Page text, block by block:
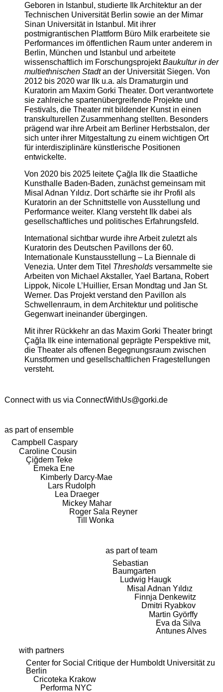
Geboren in Istanbul, studierte Ilk Architektur an der
Technischen Universität Berlin sowie an der Mimar
Sinan Universität in Istanbul. Mit ihrer
postmigrantischen Plattform Büro Milk erarbeitete sie
Performances im öffentlichen Raum unter anderem in
Berlin, München und Istanbul und arbeitete
wissenschaftlich im ForschungsprojektBaukultur in der
multiethnischen Stadtan der Universität Siegen. Von
2012 bis 2020 war Ilk u.a. als Dramaturgin und
Kuratorin am Maxim Gorki Theater. Dort verantwortete
sie zahlreiche spartenübergreifende Projekte und
Festivals, die Theater mit bildender Kunst in einen
transkulturellen Zusammenhang stellten. Besonders
prägend war ihre Arbeit am Berliner Herbstsalon, der
sich unter ihrer Mitgestaltung zu einem wichtigen Ort
für interdisziplinäre künstlerische Positionen
entwickelte.
Von 2020 bis 2025 leitete Çağla Ilk die Staatliche
Kunsthalle Baden-Baden, zunächst gemeinsam mit
Misal Adnan Yıldız. Dort schärfte sie ihr Profil als
Kuratorin an der Schnittstelle von Ausstellung und
Performance weiter. Klang versteht Ilk dabei als
gesellschaftliches und politisches Erfahrungsfeld.
International sichtbar wurde ihre Arbeit zuletzt als
Kuratorin des Deutschen Pavillons der 60.
Internationale Kunstausstellung – La Biennale di
Venezia. Unter dem Titel Thresholdsversammelte sie
Arbeiten von Michael Akstaller, Yael Bartana, Robert
Lippok, Nicole L’Huillier, Ersan Mondtag und Jan St.
Werner. Das Projekt verstand den Pavillon als
Schwellenraum, in dem Architektur und politische
Gegenwart ineinander übergingen.
Mit ihrer Rückkehr an das Maxim Gorki Theater bringt
Çağla Ilk eine international geprägte Perspektive mit,
die Theater als offenen Begegnungsraum zwischen
Kunstformen und gesellschaftlichen Fragestellungen
versteht.
Connect with us via ConnectWithUs@gorki.de
as part of ensemble
Campbell Caspary
Caroline Cousin
Çiğdem Teke
Emeka Ene
Kimberly Darcy-Mae
Lars Rudolph
Lea Draeger
Mickey Mahar
Roger Sala Reyner
Till Wonka
as part of team
Sebastian
Baumgarten
Ludwig Haugk
Misal Adnan Yıldız
Finnja Denkewitz
Dmitri Ryabkov
Martin Györffy
Eva da Silva
Antunes Alves
with partners
Center for Social Critique der Humboldt Universität zu
Berlin
Cricoteka Krakow
Performa NYC